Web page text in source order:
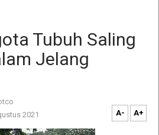
Tubuh Saling
Jelang
2021 A- A+